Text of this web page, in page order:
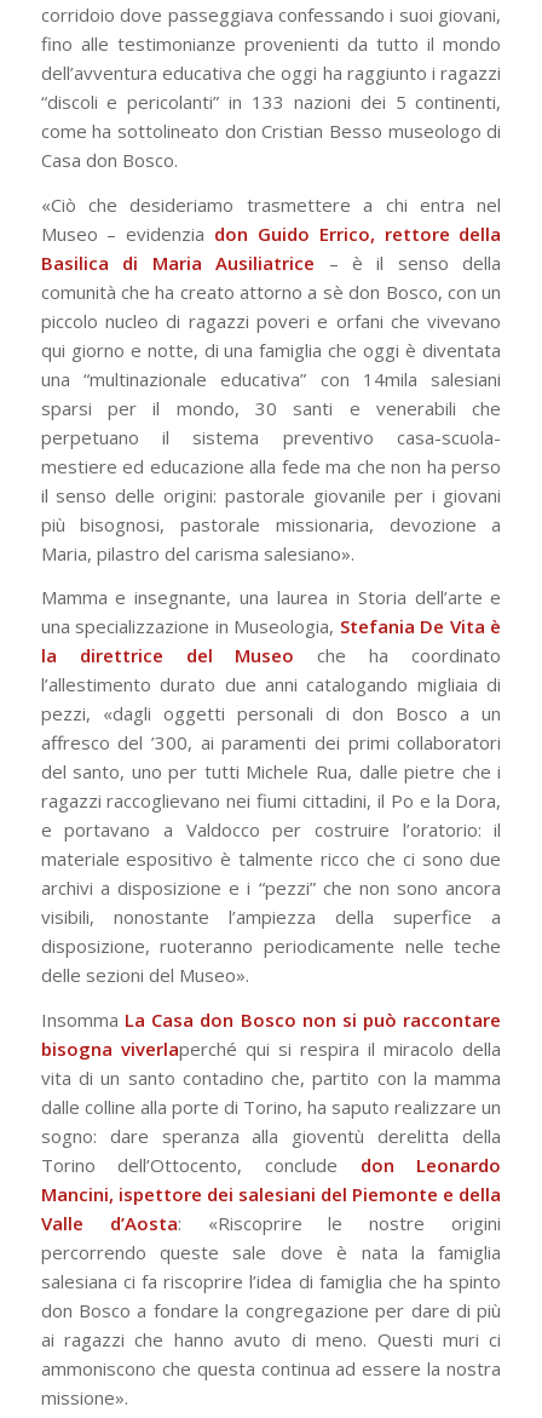
corridoio dove passeggiava confessando i suoi giovani,
fino alle testimonianze provenienti da tutto il mondo
dell’avventura educativa che oggi ha raggiunto i ragazzi
“discoli e pericolanti” in 133 nazioni dei 5 continenti,
come ha sottolineato don Cristian Besso museologo di
Casa don Bosco.
«Ciò che desideriamo trasmettere a chi entra nel
Museo – evidenzia don Guido Errico, rettore della
Basilica di Maria Ausiliatrice – è il senso della
comunità che ha creato attorno a sè don Bosco, con un
piccolo nucleo di ragazzi poveri e orfani che vivevano
qui giorno e notte, di una famiglia che oggi è diventata
una “multinazionale educativa” con 14mila salesiani
sparsi per il mondo, 30 santi e venerabili che
perpetuano il sistema preventivo casa-scuola-
mestiere ed educazione alla fede ma che non ha perso
il senso delle origini: pastorale giovanile per i giovani
più bisognosi, pastorale missionaria, devozione a
Maria, pilastro del carisma salesiano».
Mamma e insegnante, una laurea in Storia dell’arte e
una specializzazione in Museologia, Stefania De Vita è
la direttrice del Museo che ha coordinato
l’allestimento durato due anni catalogando migliaia di
pezzi, «dagli oggetti personali di don Bosco a un
affresco del ’300, ai paramenti dei primi collaboratori
del santo, uno per tutti Michele Rua, dalle pietre che i
ragazzi raccoglievano nei fiumi cittadini, il Po e la Dora,
e portavano a Valdocco per costruire l’oratorio: il
materiale espositivo è talmente ricco che ci sono due
archivi a disposizione e i “pezzi” che non sono ancora
visibili, nonostante l’ampiezza della superfice a
disposizione, ruoteranno periodicamente nelle teche
delle sezioni del Museo».
Insomma La Casa don Bosco non si può raccontare
bisogna viverlaperché qui si respira il miracolo della
vita di un santo contadino che, partito con la mamma
dalle colline alla porte di Torino, ha saputo realizzare un
sogno: dare speranza alla gioventù derelitta della
Torino dell’Ottocento, conclude don Leonardo
Mancini, ispettore dei salesiani del Piemonte e della
Valle d’Aosta: «Riscoprire le nostre origini
percorrendo queste sale dove è nata la famiglia
salesiana ci fa riscoprire l’idea di famiglia che ha spinto
don Bosco a fondare la congregazione per dare di più
ai ragazzi che hanno avuto di meno. Questi muri ci
ammoniscono che questa continua ad essere la nostra
missione».